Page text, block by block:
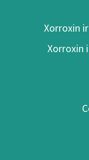
Xorroxin
Xorroxin